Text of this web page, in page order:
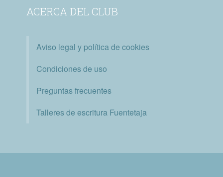
ACERCA DEL CLUB
Aviso legal y política de cookies
Condiciones de uso
Preguntas frecuentes
Talleres de escritura Fuentetaja